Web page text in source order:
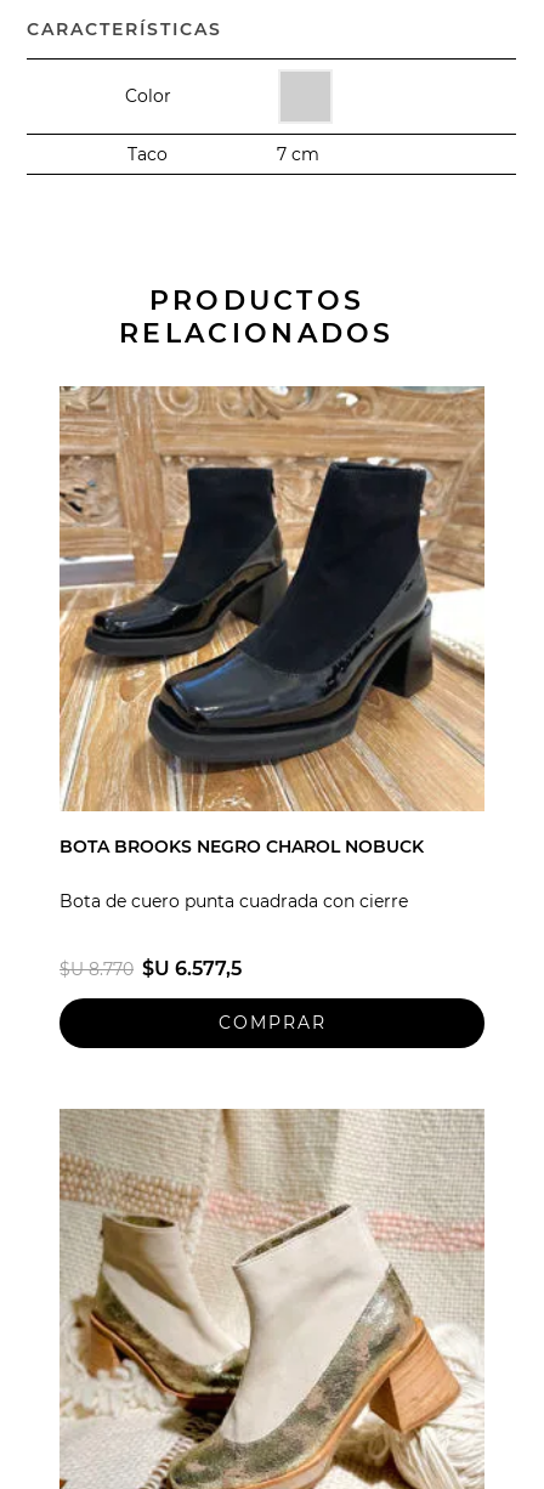
CARACTERÍSTICAS
Color
Taco 7 cm
PRODUCTOS
RELACIONADOS
BOTA BROOKS NEGRO CHAROL NOBUCK
Bota de cuero punta cuadrada con cierre
$U 8.770 $U 6.577,5